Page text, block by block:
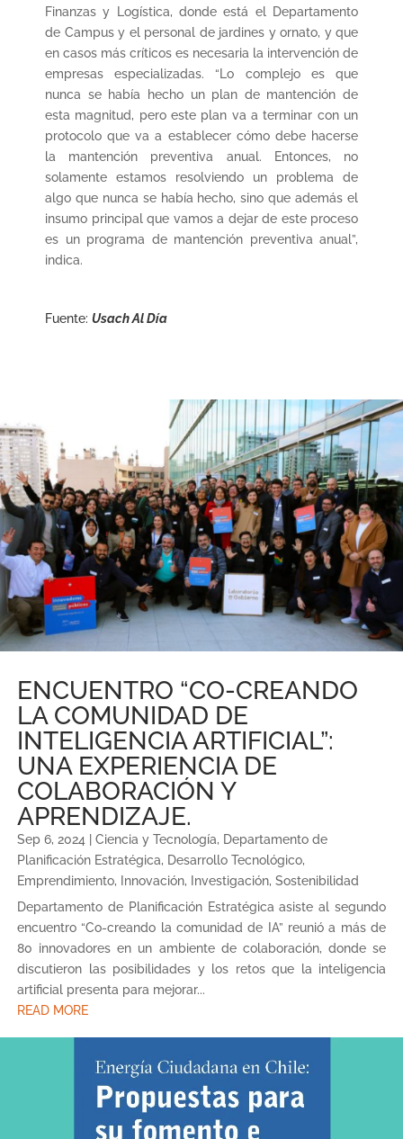
Finanzas y Logística, donde está el Departamento
de Campus y el personal de jardines y ornato, y que
en casos más críticos es necesaria la intervención de
empresas especializadas. “Lo complejo es que
nunca se había hecho un plan de mantención de
esta magnitud, pero este plan va a terminar con un
protocolo que va a establecer cómo debe hacerse
la mantención preventiva anual. Entonces, no
solamente estamos resolviendo un problema de
algo que nunca se había hecho, sino que además el
insumo principal que vamos a dejar de este proceso
es un programa de mantención preventiva anual”,
indica.
Fuente: Usach Al Día
ENCUENTRO “CO-CREANDO
LA COMUNIDAD DE
INTELIGENCIA ARTIFICIAL”:
UNA EXPERIENCIA DE
COLABORACIÓN Y
APRENDIZAJE.
Sep 6, 2024 | Ciencia y Tecnología, Departamento de
Planificación Estratégica, Desarrollo Tecnológico,
Emprendimiento, Innovación, Investigación, Sostenibilidad
Departamento de Planificación Estratégica asiste al segundo
encuentro “Co-creando la comunidad de IA” reunió a más de
80 innovadores en un ambiente de colaboración, donde se
discutieron las posibilidades y los retos que la inteligencia
artificial presenta para mejorar...
READ MORE